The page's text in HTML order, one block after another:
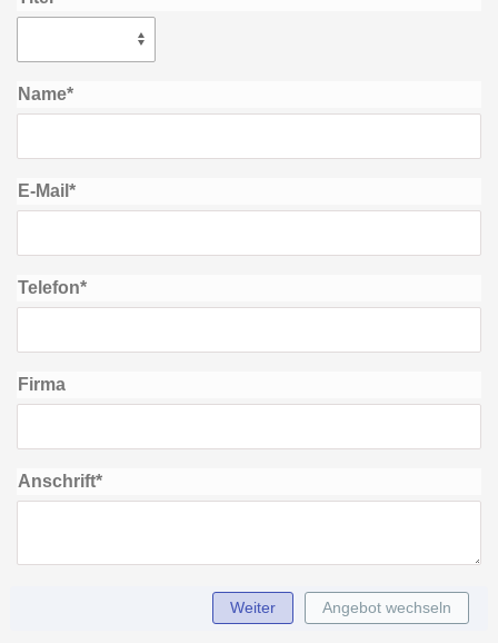
Name*
E-Mail*
Telefon*
Firma
Anschrift*
Angebot wechseln